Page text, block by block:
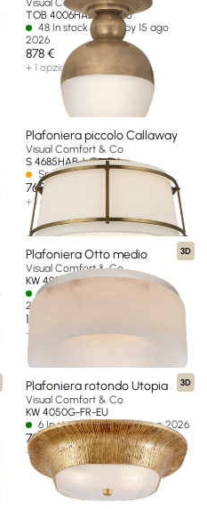
Visual Comfort & Co
TOB 4006HAB-WG-EU
48 In stock - Ships by 15 ago
2026
878 €
+ 1 opzione
Plafoniera piccolo Callaway
Visual Comfort & Co
S 4685HAB-L/FA-EU
Spedizione in 14-30 giorni
768 €
+ 1 opzione
3D
Plafoniera Otto medio
Visual Comfort & Co
KW 4902PN-ALB-EU
2 In stock - Ships by 15 ago
2026
1 744 €
+ 2 opzioni
3D
Plafoniera rotondo Utopia
Visual Comfort & Co
KW 4050G-FR-EU
6 In stock - Ships by 15 ago 2026
707 €
+ 1 opzione